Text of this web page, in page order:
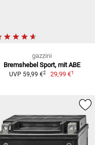
gazzini
Bremshebel Sport, mit ABE
UVP 59,99 €2 29,99 €1